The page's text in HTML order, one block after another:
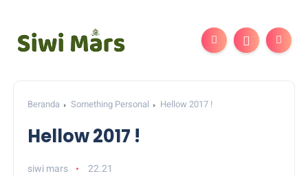
Beranda Something Personal Hellow 2017 !
Hellow 2017 !
siwi mars 22.21